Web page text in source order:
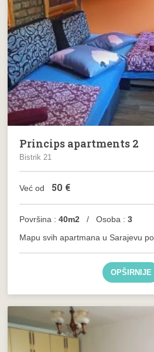
Princips apartments 2
Bistrik 21
Već od 50 €
Površina : 40m2 / Osoba :3
Mapu svih apartmana u Sarajevu
OPŠIRNIJE